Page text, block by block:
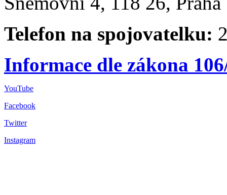
Telefon na spojovatelku:
Informace dle zákona
YouTube
Facebook
Twitter
Instagram